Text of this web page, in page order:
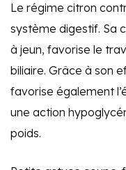
Le régime citron
système digestif. Sa
à jeun, favorise le
biliaire. Grâce à son
favorise également
une action
poids.